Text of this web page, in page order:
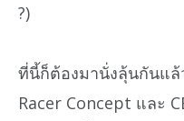
?)
ที่นี้ก็ต้องมานั่งลุ้นกันแล้
Racer Concept และ